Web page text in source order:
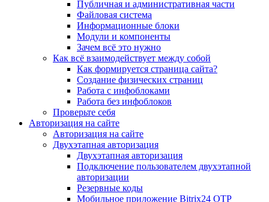
Публичная и административная части
Файловая система
Информационные блоки
Модули и компоненты
Зачем всё это нужно
Как всё взаимодействует между собой
Как формируется страница сайта?
Создание физических страниц
Работа с инфоблоками
Работа без инфоблоков
Проверьте себя
Авторизация на сайте
Авторизация на сайте
Двухэтапная авторизация
Двухэтапная авторизация
Подключение пользователем двухэтапной
авторизации
Резервные коды
Мобильное приложение Bitrix24 OTP